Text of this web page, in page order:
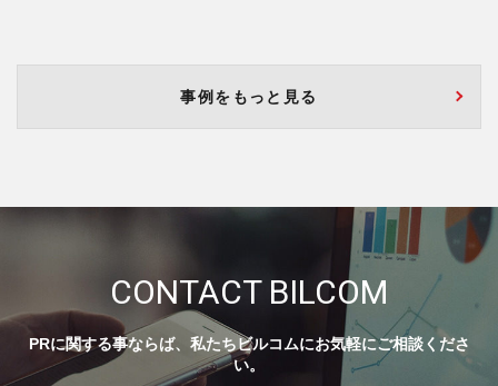
事例をもっと見る
CONTACT BILCOM
PRに関する事ならば、私たちビルコムにお気軽にご相談くださ
い。